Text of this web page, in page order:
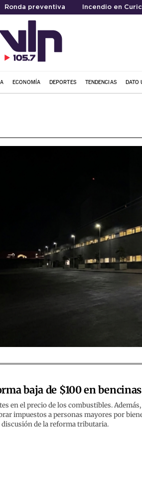
Ronda preventiva Incendio en
ECONOMÍA DEPORTES TENDENCIAS DATO
baja de $100 en bencinas
en el precio de los combustibles. Además,
impuestos a personas mayores por
de la reforma tributaria.